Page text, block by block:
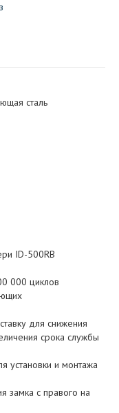
сталь
ID-500RB
000 циклов
для снижения
срока службы
установки и монтажа
замка с правого на